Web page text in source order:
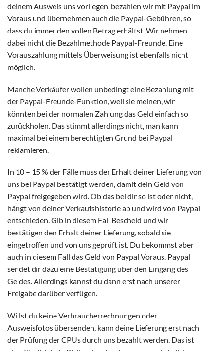
deinem Ausweis uns vorliegen, bezahlen wir mit Paypal im
Voraus und übernehmen auch die Paypal-Gebühren, so
dass du immer den vollen Betrag erhältst. Wir nehmen
dabei nicht die Bezahlmethode Paypal-Freunde. Eine
Vorauszahlung mittels Überweisung ist ebenfalls nicht
möglich.
Manche Verkäufer wollen unbedingt eine Bezahlung mit
der Paypal-Freunde-Funktion, weil sie meinen, wir
könnten bei der normalen Zahlung das Geld einfach so
zurückholen. Das stimmt allerdings nicht, man kann
maximal bei einem berechtigten Grund bei Paypal
reklamieren.
In 10 – 15 % der Fälle muss der Erhalt deiner Lieferung von
uns bei Paypal bestätigt werden, damit dein Geld von
Paypal freigegeben wird. Ob das bei dir so ist oder nicht,
hängt von deiner Verkaufshistorie ab und wird von Paypal
entschieden. Gib in diesem Fall Bescheid und wir
bestätigen den Erhalt deiner Lieferung, sobald sie
eingetroffen und von uns geprüft ist. Du bekommst aber
auch in diesem Fall das Geld von Paypal Voraus. Paypal
sendet dir dazu eine Bestätigung über den Eingang des
Geldes. Allerdings kannst du dann erst nach unserer
Freigabe darüber verfügen.
Willst du keine Verbraucherrechnungen oder
Ausweisfotos übersenden, kann deine Lieferung erst nach
der Prüfung der CPUs durch uns bezahlt werden. Das ist